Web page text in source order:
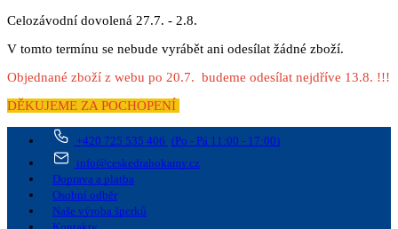
Celozávodní dovolená 27.7. - 2.8.
V tomto termínu se nebude vyrábět ani odesílat žádné zboží.
Objednané zboží z webu po 20.7. budeme odesílat nejdříve 13.8. !!!
DĚKUJEME ZA POCHOPENÍ
+420 725 535 406 (Po - Pá 11:00 - 17:00)
info@ceskedrahokamy.cz
Doprava a platba
Osobní odběr
Naše výroba šperků